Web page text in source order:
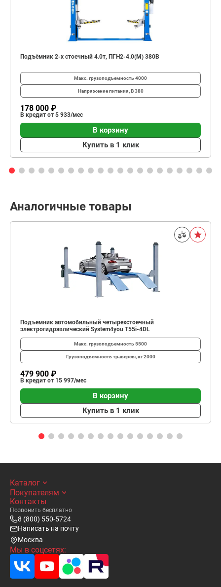
Подъёмник 2-х стоечный 4.0т, ПГН2-4.0(М) 380В
Макс. грузоподъемность4000
Напряжение питания, В380
178 000 ₽
В кредит от 5 933/мес
В корзину
Купить в 1 клик
Аналогичные товары
Подъемник автомобильный четырехстоечный
электрогидравлический System4you T55i-4DL
Макс. грузоподъемность5500
Грузоподъемность траверсы, кг2000
479 900 ₽
В кредит от 15 997/мес
В корзину
Купить в 1 клик
Каталог
Покупателям
Контакты
Позвонить бесплатно
8 (800) 550-5724
Написать на почту
Москва
Мы в соцсетях: